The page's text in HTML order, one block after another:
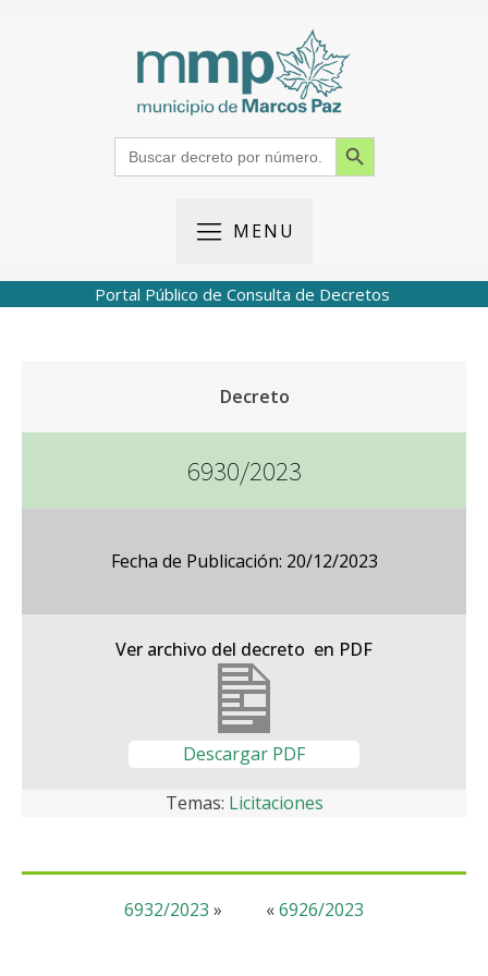
Search
for:
Search Button
MENU
Portal Público de Consulta de Decretos
Decreto
6930/2023
Fecha de Publicación: 20/12/2023
Ver archivo del decreto en PDF
Descargar PDF
Temas: Licitaciones
«6926/2023
6932/2023 »